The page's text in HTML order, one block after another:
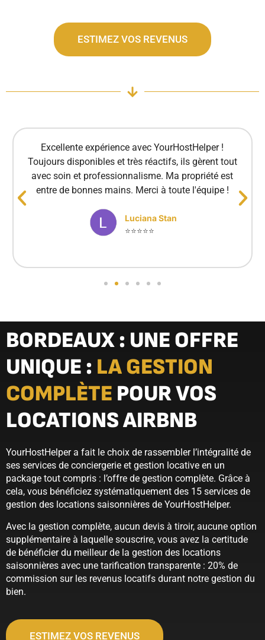
ESTIMEZ VOS REVENUS
Excellente expérience avec YourHostHelper !
Toujours disponibles et très réactifs, ils gèrent tout
avec soin et professionnalisme. Ma propriété est
entre de bonnes mains. Merci à toute l'équipe !
Luciana Stan
⭐⭐⭐⭐⭐
BORDEAUX : UNE OFFRE
UNIQUE : LA GESTION
COMPLÈTE POUR VOS
LOCATIONS AIRBNB
YourHostHelper a fait le choix de rassembler l’intégralité de
ses services de conciergerie et gestion locative en un
package tout compris : l’offre de gestion complète. Grâce à
cela, vous bénéficiez systématiquement des 15 services de
gestion des locations saisonnières de YourHostHelper.
Avec la gestion complète, aucun devis à tiroir, aucune option
supplémentaire à laquelle souscrire, vous avez la certitude
de bénéficier du meilleur de la gestion des locations
saisonnières avec une tarification transparente : 20% de
commission sur les revenus locatifs durant notre gestion du
bien.
ESTIMEZ VOS REVENUS